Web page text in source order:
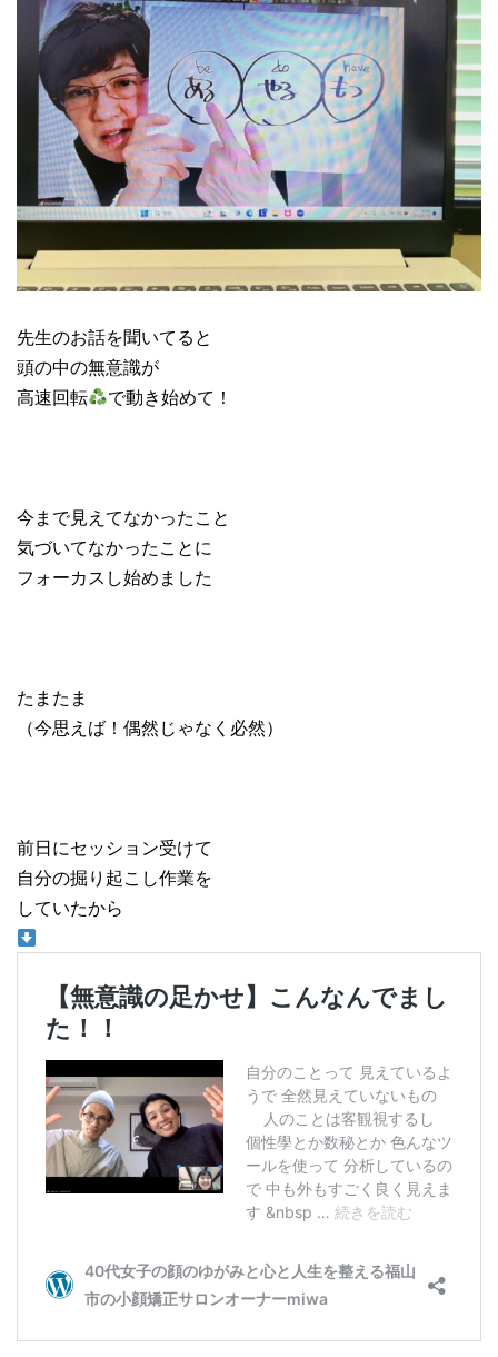
先生のお話を聞いてると
頭の中の無意識が
高速回転
で動き始めて！
今まで見えてなかったこと
気づいてなかったことに
フォーカスし始めました
たまたま
（今思えば！偶然じゃなく必然）
前日にセッション受けて
自分の掘り起こし作業を
していたから